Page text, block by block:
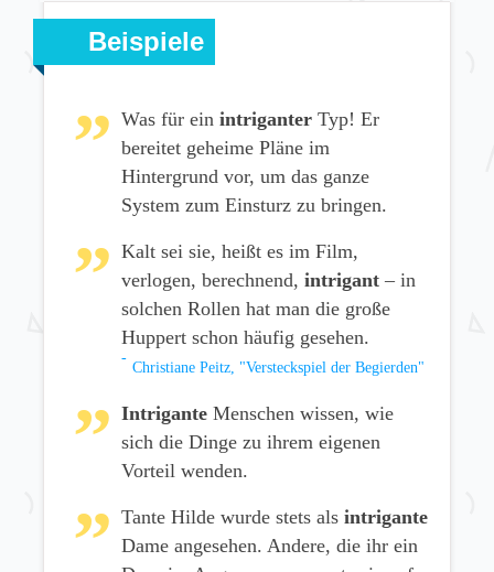
Beispiele
Was für ein intriganter Typ! Er
bereitet geheime Pläne im
Hintergrund vor, um das ganze
System zum Einsturz zu bringen.
Kalt sei sie, heißt es im Film,
verlogen, berechnend, intrigant – in
solchen Rollen hat man die große
Huppert schon häufig gesehen.
Christiane Peitz, "Versteckspiel der Begierden"
Intrigante Menschen wissen, wie
sich die Dinge zu ihrem eigenen
Vorteil wenden.
Tante Hilde wurde stets als intrigante
Dame angesehen. Andere, die ihr ein